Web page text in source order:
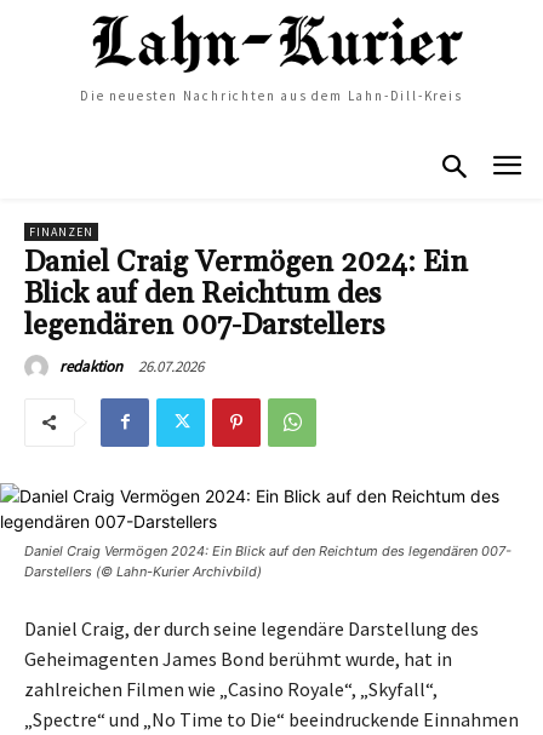
Die neuesten Nachrichten aus dem Lahn-Dill-Kreis
FINANZEN
Daniel Craig Vermögen 2024: Ein
Blick auf den Reichtum des
legendären 007-Darstellers
redaktion 26.07.2026
Daniel Craig Vermögen 2024: Ein Blick auf den Reichtum des legendären 007-
Darstellers (© Lahn-Kurier Archivbild)
Daniel Craig, der durch seine legendäre Darstellung des
Geheimagenten James Bond berühmt wurde, hat in
zahlreichen Filmen wie „Casino Royale“, „Skyfall“,
„Spectre“ und „No Time to Die“ beeindruckende Einnahmen